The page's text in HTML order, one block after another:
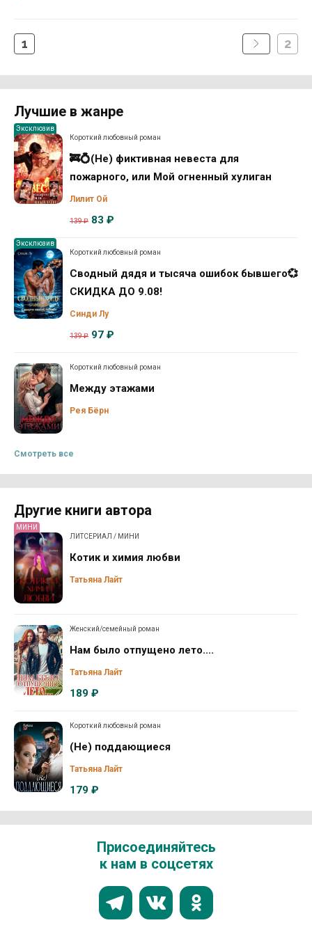
1 2
Лучшие в жанре
Эксклюзив
Короткий любовный роман
🚒💍(Не) фиктивная невеста для
пожарного, или Мой огненный хулиган
Лилит Ой
139 ₽ 83 ₽
Эксклюзив
Короткий любовный роман
Сводный дядя и тысяча ошибок бывшего💞
СКИДКА ДО 9.08!
Синди Лу
139 ₽ 97 ₽
Короткий любовный роман
Между этажами
Рея Бёрн
Смотреть все
Другие книги автора
МИНИ
ЛИТСЕРИАЛ / МИНИ
Котик и химия любви
Татьяна Лайт
Женский/семейный роман
Нам было отпущено лето....
Татьяна Лайт
189 ₽
Короткий любовный роман
(Не) поддающиеся
Татьяна Лайт
179 ₽
Присоединяйтесь
к нам в соцсетях